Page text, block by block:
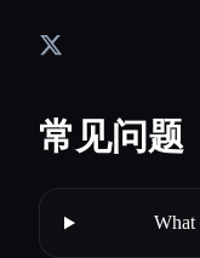
常见问题